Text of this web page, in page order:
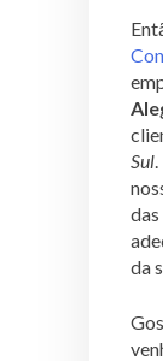
Sul
das
da